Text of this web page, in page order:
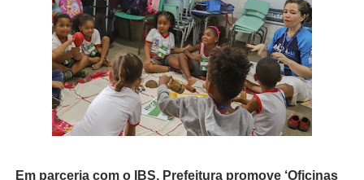
Em parceria com o IBS, Prefeitura promove ‘Oficinas